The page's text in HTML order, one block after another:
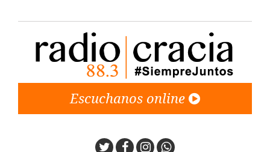
Escuchanos online